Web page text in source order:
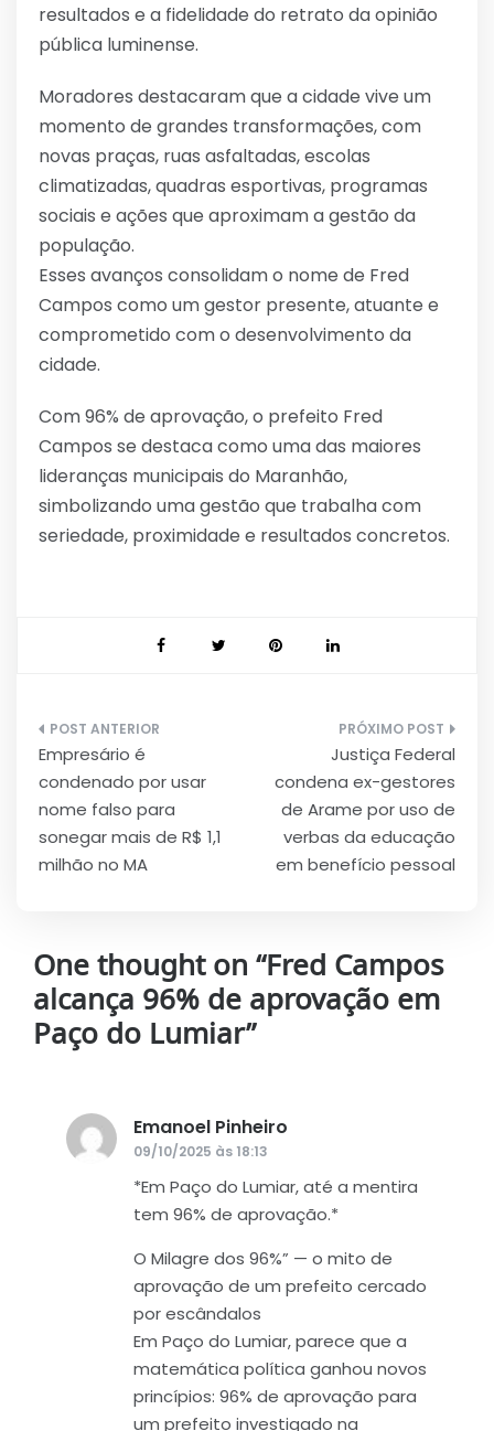
resultados e a fidelidade do retrato da opinião
pública luminense.
Moradores destacaram que a cidade vive um
momento de grandes transformações, com
novas praças, ruas asfaltadas, escolas
climatizadas, quadras esportivas, programas
sociais e ações que aproximam a gestão da
população.
Esses avanços consolidam o nome de Fred
Campos como um gestor presente, atuante e
comprometido com o desenvolvimento da
cidade.
Com 96% de aprovação, o prefeito Fred
Campos se destaca como uma das maiores
lideranças municipais do Maranhão,
simbolizando uma gestão que trabalha com
seriedade, proximidade e resultados concretos.
Navegação
de
Post
Empresário é
condenado por usar
nome falso para
sonegar mais de R$ 1,1
milhão no MA
Justiça Federal
condena ex-gestores
de Arame por uso de
verbas da educação
em benefício pessoal
One thought on “Fred Campos
alcança 96% de aprovação em
Paço do Lumiar”
Emanoel Pinheiro
09/10/2025 às 18:13
*Em Paço do Lumiar, até a mentira
tem 96% de aprovação.*
O Milagre dos 96%” — o mito de
aprovação de um prefeito cercado
por escândalos
Em Paço do Lumiar, parece que a
matemática política ganhou novos
princípios: 96% de aprovação para
um prefeito investigado na